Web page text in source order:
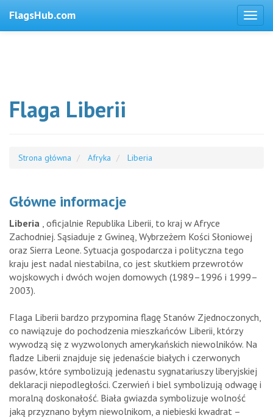
FlagsHub.com
Flaga Liberii
Strona główna Afryka Liberia
Główne informacje
Liberia , oficjalnie Republika Liberii, to kraj w Afryce
Zachodniej. Sąsiaduje z Gwineą, Wybrzeżem Kości Słoniowej
oraz Sierra Leone. Sytuacja gospodarcza i polityczna tego
kraju jest nadal niestabilna, co jest skutkiem przewrotów
wojskowych i dwóch wojen domowych (1989–1996 i 1999–
2003).
Flaga Liberii bardzo przypomina flagę Stanów Zjednoczonych,
co nawiązuje do pochodzenia mieszkańców Liberii, którzy
wywodzą się z wyzwolonych amerykańskich niewolników. Na
fladze Liberii znajduje się jedenaście białych i czerwonych
pasów, które symbolizują jedenastu sygnatariuszy liberyjskiej
deklaracji niepodległości. Czerwień i biel symbolizują odwagę i
moralną doskonałość. Biała gwiazda symbolizuje wolność
jaką przyznano byłym niewolnikom, a niebieski kwadrat –